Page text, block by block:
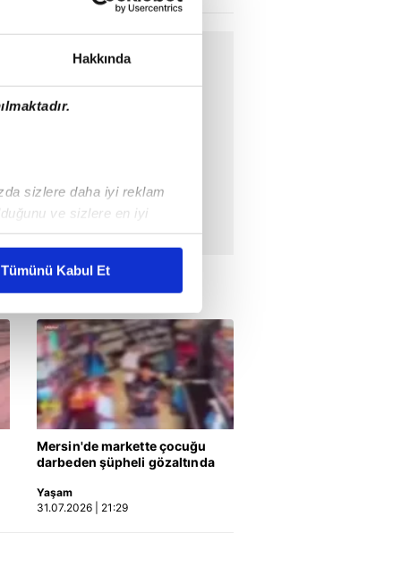
Hakkında
sizlere daha iyi reklam
ve sizlere en iyi
karşılamak
kullanılmaktadır. Bu
sunulması
ve sizlere yönelik
detaylı bilgi için Ayarlar
ve sitemizde ilgili
Tümünü Kabul Et
Mersin'de markette çocuğu
darbeden şüpheli gözaltında
Yaşam
31.07.2026 | 21:29